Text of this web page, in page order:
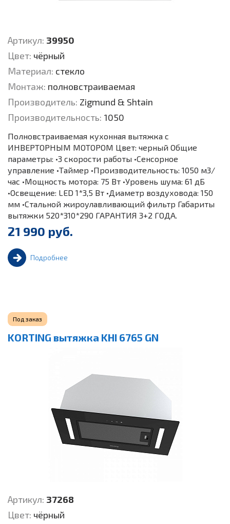
Артикул: 39950
Цвет: чёрный
Материал: стекло
Монтаж: полновстраиваемая
Производитель: Zigmund & Shtain
Производительность: 1050
Полновстраиваемая кухонная вытяжка с
ИНВЕРТОРНЫМ МОТОРОМ Цвет: черный Общие
параметры: •3 скорости работы •Сенсорное
управление •Таймер •Производительность: 1050 м3/
час •Мощность мотора: 75 Вт •Уровень шума: 61 дБ
•Освещение: LED 1*3,5 Вт •Диаметр воздуховода: 150
мм •Стальной жироулавливающий фильтр Габариты
вытяжки 520*310*290 ГАРАНТИЯ 3+2 ГОДА.
21 990 руб.
Подробнее
Под заказ
KORTING вытяжка KHI 6765 GN
Артикул: 37268
Цвет: чёрный